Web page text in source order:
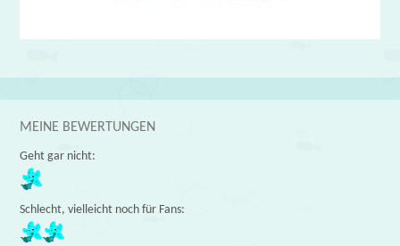
MEINE BEWERTUNGEN
Geht gar nicht:
Schlecht, vielleicht noch für Fans: